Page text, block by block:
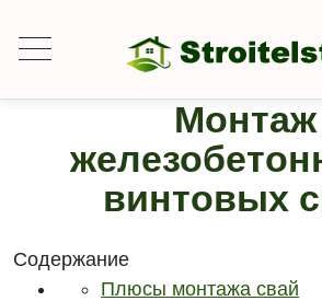
Монтаж
винтовых
Содержание
Плюсы монтажа свай